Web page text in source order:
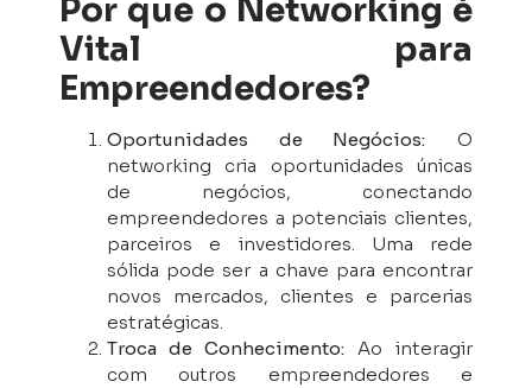
Por que o Networking é
Vital para
Empreendedores?
Oportunidades de Negócios: O
networking cria oportunidades únicas
de negócios, conectando
empreendedores a potenciais clientes,
parceiros e investidores. Uma rede
sólida pode ser a chave para encontrar
novos mercados, clientes e parcerias
estratégicas.
Troca de Conhecimento: Ao interagir
com outros empreendedores e